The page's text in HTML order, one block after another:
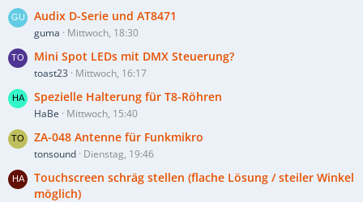
Audix D-Serie und AT8471
guma Mittwoch, 18:30
Mini Spot LEDs mit DMX Steuerung?
toast23 Mittwoch, 16:17
Spezielle Halterung für T8-Röhren
HaBe Mittwoch, 15:40
ZA-048 Antenne für Funkmikro
tonsound Dienstag, 19:46
Touchscreen schräg stellen (flache Lösung / steiler Winkel
möglich)